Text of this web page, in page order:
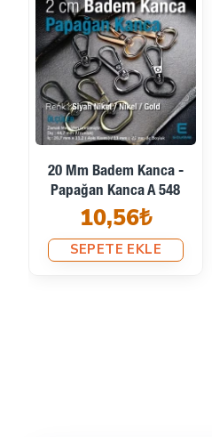
20 Mm Badem Kanca -
Papağan Kanca A 548
10,56₺
SEPETE EKLE